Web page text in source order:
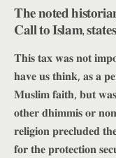
𝐓𝐡𝐞 𝐧𝐨𝐭𝐞𝐝
𝐂𝐚𝐥𝐥 𝐭𝐨 𝐈𝐬𝐥𝐚𝐦,
𝐓𝐡𝐢𝐬 𝐭𝐚𝐱 𝐰𝐚𝐬 𝐧𝐨𝐭
𝐡𝐚𝐯𝐞 𝐮𝐬 𝐭𝐡𝐢𝐧𝐤, 𝐚𝐬 𝐚
𝐌𝐮𝐬𝐥𝐢𝐦 𝐟𝐚𝐢𝐭𝐡, 𝐛𝐮𝐭
𝐨𝐭𝐡𝐞𝐫 𝐝𝐡𝐢𝐦𝐦𝐢𝐬 𝐨𝐫
𝐫𝐞𝐥𝐢𝐠𝐢𝐨𝐧 𝐩𝐫𝐞𝐜𝐥𝐮𝐝𝐞𝐝
𝐟𝐨𝐫 𝐭𝐡𝐞 𝐩𝐫𝐨𝐭𝐞𝐜𝐭𝐢𝐨𝐧